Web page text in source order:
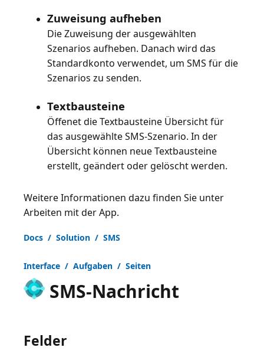
Zuweisung aufheben
Die Zuweisung der ausgewählten
Szenarios aufheben. Danach wird das
Standardkonto verwendet, um SMS für die
Szenarios zu senden.
Textbausteine
Öffenet die Textbausteine Übersicht für
das ausgewählte SMS-Szenario. In der
Übersicht können neue Textbausteine
erstellt, geändert oder gelöscht werden.
Weitere Informationen dazu finden Sie unter
Arbeiten mit der App.
Docs / Solution / SMS
Interface / Aufgaben / Seiten
SMS-Nachricht
Felder